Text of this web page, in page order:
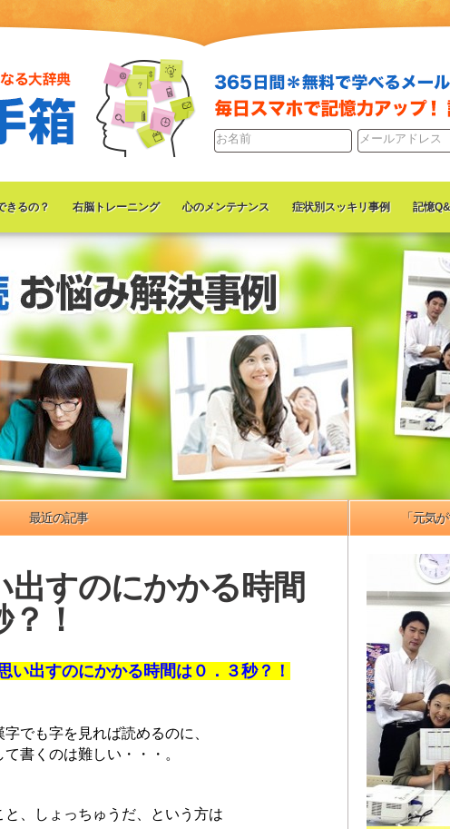
きるの？ 右脳トレーニング 心のメンテナンス 症状別スッキリ事例 記憶
最近の記事
出すのにかかる時間
！
い出すのにかかる時間は０．３秒？！
字でも字を見れば読めるのに、
て書くのは難しい・・・。
と、しょっちゅうだ、という方は
「元気